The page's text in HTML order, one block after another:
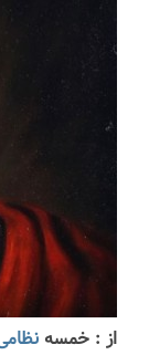
از : خمسه